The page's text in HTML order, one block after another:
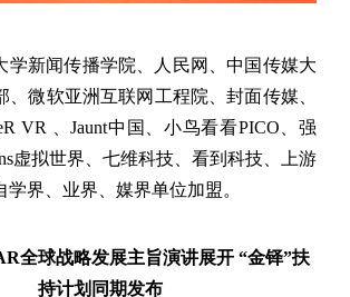
学新闻传播学院、人民网、中国传媒大
、微软亚洲互联网工程院、封面传媒、
VR 、Jaunt中国、小鸟看看PICO 、强
虚拟世界、七维科技、看到科技、上游
学界、业界、媒界单位加盟。
全球战略发展主旨演讲展开 “金铎”扶
持计划同期发布